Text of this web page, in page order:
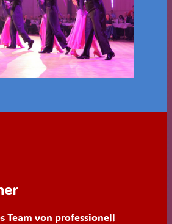
Team von professionell